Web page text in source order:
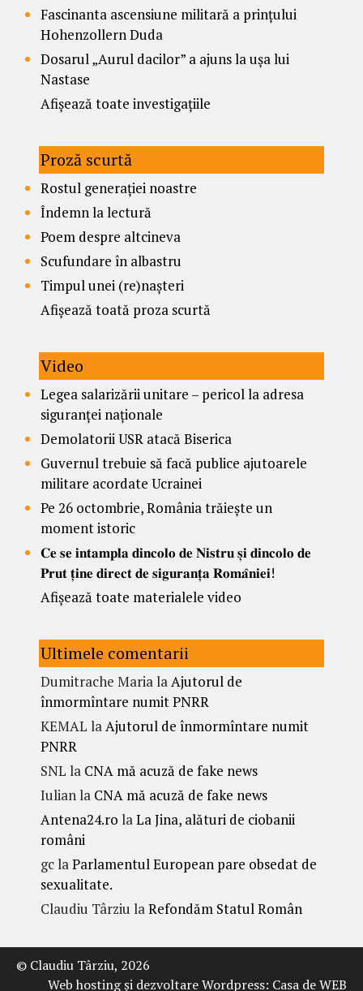
Fascinanta ascensiune militară a prințului
Hohenzollern Duda
Dosarul „Aurul dacilor” a ajuns la ușa lui
Nastase
Afișează toate investigațiile
Proză scurtă
Rostul generației noastre
Îndemn la lectură
Poem despre altcineva
Scufundare în albastru
Timpul unei (re)nașteri
Afișează toată proza scurtă
Video
Legea salarizării unitare – pericol la adresa
siguranței naționale
Demolatorii USR atacă Biserica
Guvernul trebuie să facă publice ajutoarele
militare acordate Ucrainei
Pe 26 octombrie, România trăiește un
moment istoric
𝐂𝐞 𝐬𝐞 𝐢𝐧𝐭𝐚𝐦𝐩𝐥𝐚 𝐝𝐢𝐧𝐜𝐨𝐥𝐨 𝐝𝐞 𝐍𝐢𝐬𝐭𝐫𝐮 𝐬̦𝐢 𝐝𝐢𝐧𝐜𝐨𝐥𝐨 𝐝𝐞
𝐏𝐫𝐮𝐭 𝐭̦𝐢𝐧𝐞 𝐝𝐢𝐫𝐞𝐜𝐭 𝐝𝐞 𝐬𝐢𝐠𝐮𝐫𝐚𝐧𝐭̦𝐚 𝐑𝐨𝐦𝐚̂𝐧𝐢𝐞𝐢!
Afișează toate materialele video
Ultimele comentarii
Dumitrache MarialaAjutorul de
înmormîntare numit PNRR
KEMAL laAjutorul de înmormîntare numit
PNRR
SNL la CNA mă acuză de fake news
Iulianla CNA mă acuză de fake news
Antena24.ro laLa Jina, alături de ciobanii
români
gclaParlamentul European pare obsedat de
sexualitate.
Claudiu Târziu laRefondăm Statul Român
© Claudiu Târziu, 2026
Web hosting şi dezvoltare Wordpress: Casa de WEB